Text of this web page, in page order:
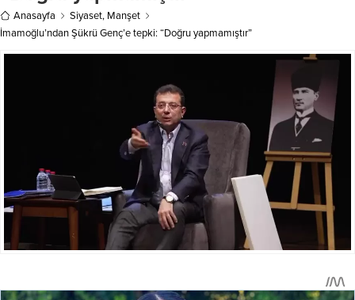
destek sağlayan Sosyal Hizmetler...
Anasayfa Siyaset, Manşet
İmamoğlu’ndan Şükrü Genç’e tepki: “Doğru yapmamıştır”